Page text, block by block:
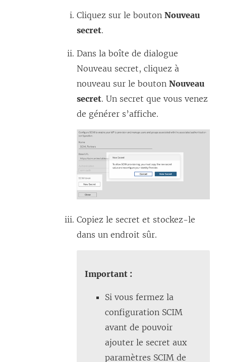
Cliquez sur le bouton Nouveau
secret.
Dans la boîte de dialogue
Nouveau secret, cliquez à
nouveau sur le bouton Nouveau
secret. Un secret que vous venez
de générer s’affiche.
Copiez le secret et stockez-le
dans un endroit sûr.
Important :
Si vous fermez la
configuration SCIM
avant de pouvoir
ajouter le secret aux
paramètres SCIM de